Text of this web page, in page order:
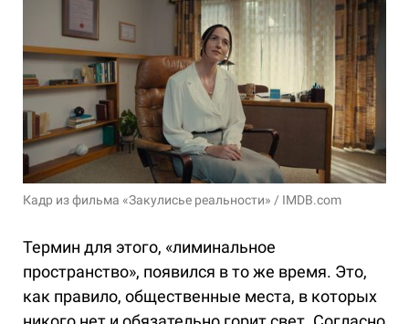
Кадр из фильма «Закулисье реальности» / IMDB.com
Термин для этого, «лиминальное
пространство», появился в то же время. Это,
как правило, общественные места, в которых